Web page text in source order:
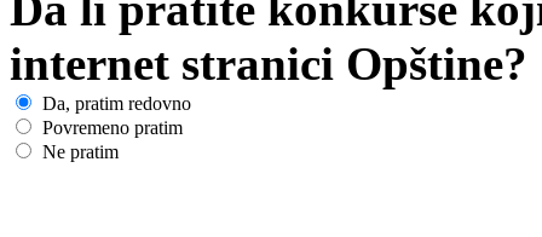
internet stranici Opštine?
Da, pratim redovno
Povremeno pratim
Ne pratim